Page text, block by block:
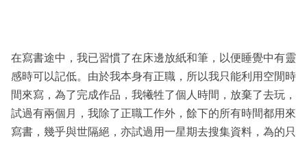
在寫書途中，我已習慣了在床邊放紙和筆，以便睡覺中有靈
感時可以記低。由於我本身有正職，所以我只能利用空閒時
間來寫，為了完成作品，我犧牲了個人時間，放棄了去玩，
試過有兩個月，我除了正職工作外，餘下的所有時間都用來
寫書，幾乎與世隔絕，亦試過用一星期去搜集資料，為的只